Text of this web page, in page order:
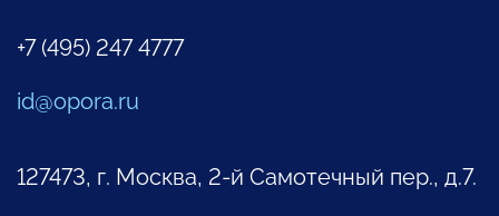
+7 (495) 247 4777
id@opora.ru
127473, г. Москва, 2-й Самотечный пер., д.7.